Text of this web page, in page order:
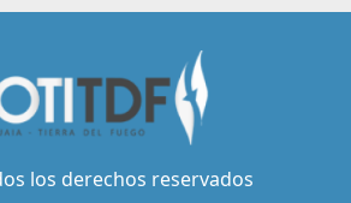
los derechos reservados